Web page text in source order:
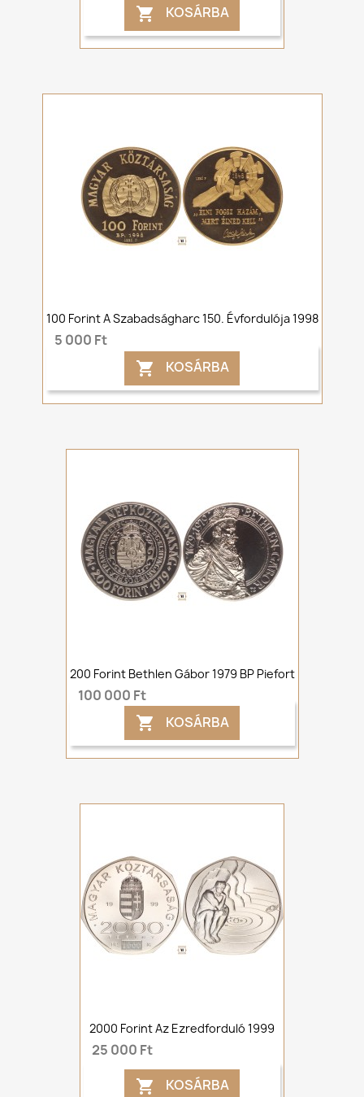
 KOSÁRBA
100 Forint A Szabadságharc 150. Évfordulója 1998
5 000 Ft
 KOSÁRBA
200 Forint Bethlen Gábor 1979 BP Piefort
100 000 Ft
 KOSÁRBA
2000 Forint Az Ezredforduló 1999
25 000 Ft
 KOSÁRBA